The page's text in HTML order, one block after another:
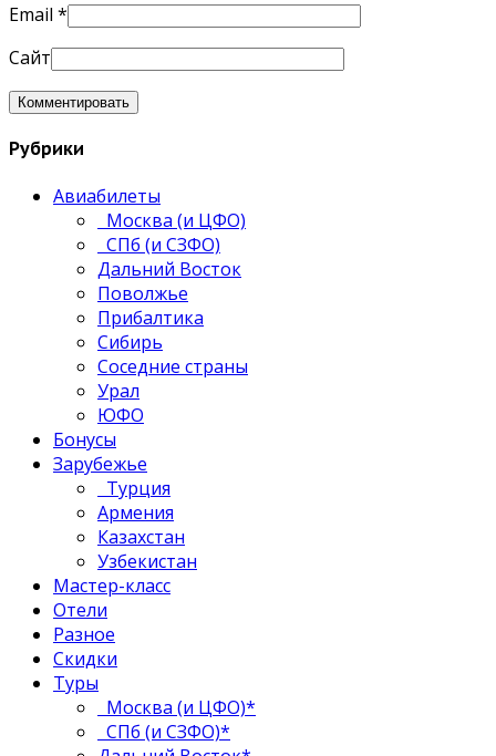
Email *
Сайт
Рубрики
Авиабилеты
Москва (и ЦФО)
СПб (и СЗФО)
Дальний Восток
Поволжье
Прибалтика
Сибирь
Соседние страны
Урал
ЮФО
Бонусы
Зарубежье
Турция
Армения
Казахстан
Узбекистан
Мастер-класс
Отели
Разное
Скидки
Туры
Москва (и ЦФО)*
СПб (и СЗФО)*